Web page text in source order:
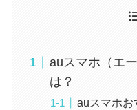
auスマホ（エ
は？
auスマホお